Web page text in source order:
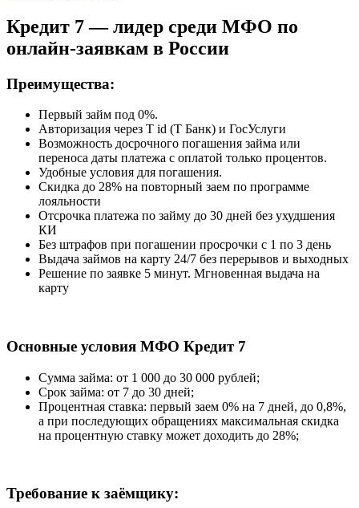
Кредит 7 — лидер среди МФО по
онлайн-заявкам в России
Преимущества:
Первый займ под 0%.
Авторизация через Т id (Т Банк) и ГосУслуги
Возможность досрочного погашения займа или
переноса даты платежа с оплатой только процентов.
Удобные условия для погашения.
Скидка до 28% на повторный заем по программе
лояльности
Отсрочка платежа по займу до 30 дней без ухудшения
КИ
Без штрафов при погашении просрочки с 1 по 3 день
Выдача займов на карту 24/7 без перерывов и выходных
Решение по заявке 5 минут. Мгновенная выдача на
карту
Основные условия МФО Кредит 7
Сумма займа: от 1 000 до 30 000 рублей;
Срок займа: от 7 до 30 дней;
Процентная ставка: первый заем 0% на 7 дней, до 0,8%,
а при последующих обращениях максимальная скидка
на процентную ставку может доходить до 28%;
Требование к заёмщику: